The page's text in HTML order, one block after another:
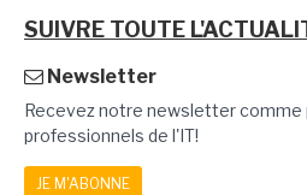
SUIVRE TOUTE
Newsletter
Recevez notre newsletter comme
professionnels de l'IT!
JE M'ABONNE